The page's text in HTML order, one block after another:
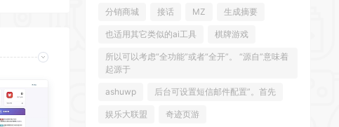
分销商城 接话 MZ 生成摘要
也适用其它类似的ai工具 棋牌游戏
所以可以考虑“全功能”或者“全开”。 “源自”意味着
起源于
ashuwp 后台可设置短信邮件配置”。首先
娱乐大联盟 奇迹页游